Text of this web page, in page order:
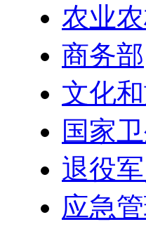
农业
商务部
文化
国家
退役
应急